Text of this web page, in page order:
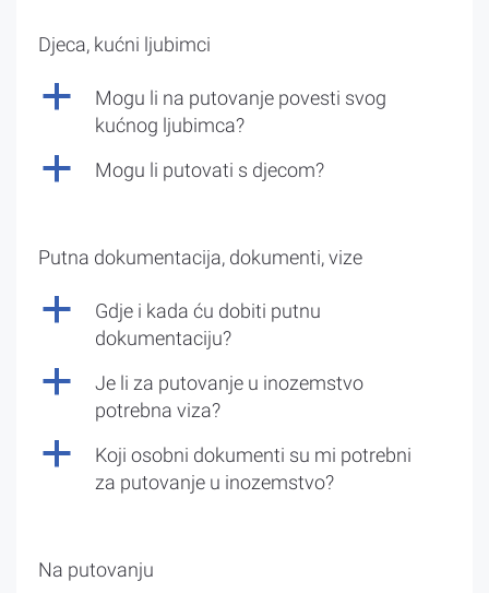
Djeca, kućni ljubimci
a
Mogu li na putovanje povesti svog
kućnog ljubimca?
a Mogu li putovati s djecom?
Putna dokumentacija, dokumenti, vize
a
Gdje i kada ću dobiti putnu
dokumentaciju?
a
Je li za putovanje u inozemstvo
potrebna viza?
a
Koji osobni dokumenti su mi potrebni
za putovanje u inozemstvo?
Na putovanju